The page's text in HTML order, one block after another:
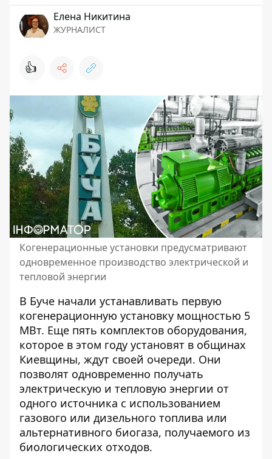
Елена Никитина
ЖУРНАЛИСТ
👍
Когенерационные установки предусматривают
одновременное производство электрической и
тепловой энергии
В Буче начали устанавливать первую
когенерационную установку мощностью 5
МВт. Еще пять комплектов оборудования,
которое в этом году установят в общинах
Киевщины, ждут своей очереди. Они
позволят одновременно получать
электрическую и тепловую энергии от
одного источника с использованием
газового или дизельного топлива или
альтернативного биогаза, получаемого из
биологических отходов.